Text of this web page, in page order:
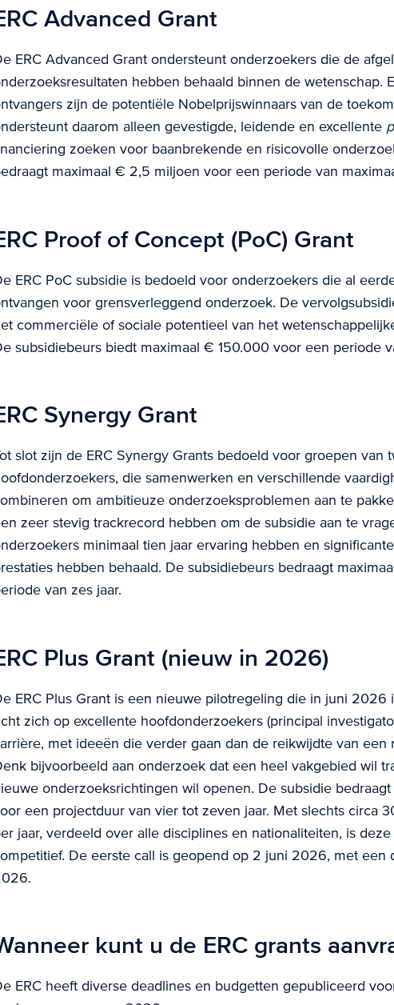
Advanced Grant
ERC Advanced Grant ondersteunt onderzoekers die de
hebben behaald binnen de wetenschap.
zijn de potentiële Nobelprijswinnaars van de
daarom alleen gevestigde, leidende en excellente
zoeken voor baanbrekende en risicovolle
maximaal € 2,5 miljoen voor een periode van
Proof of Concept (PoC) Grant
ERC PoC subsidie is bedoeld voor onderzoekers die al
voor grensverleggend onderzoek. De
commerciële of sociale potentieel van het
subsidiebeurs biedt maximaal € 150.000 voor een periode
Synergy Grant
slot zijn de ERC Synergy Grants bedoeld voor groepen van
die samenwerken en verschillende
om ambitieuze onderzoeksproblemen aan te
zeer stevig trackrecord hebben om de subsidie aan te
minimaal tien jaar ervaring hebben en
hebben behaald. De subsidiebeurs bedraagt
van zes jaar.
Plus Grant (nieuw in 2026)
ERC Plus Grant is een nieuwe pilotregeling die in juni 2026
zich op excellente hoofdonderzoekers (principal
met ideeën die verder gaan dan de reikwijdte van een
bijvoorbeeld aan onderzoek dat een heel vakgebied wil
onderzoeksrichtingen wil openen. De subsidie
een projectduur van vier tot zeven jaar. Met slechts circa
jaar, verdeeld over alle disciplines en nationaliteiten, is
De eerste call is geopend op 2 juni 2026, met een
kunt u de ERC grants
ERC heeft diverse deadlines en budgetten gepubliceerd